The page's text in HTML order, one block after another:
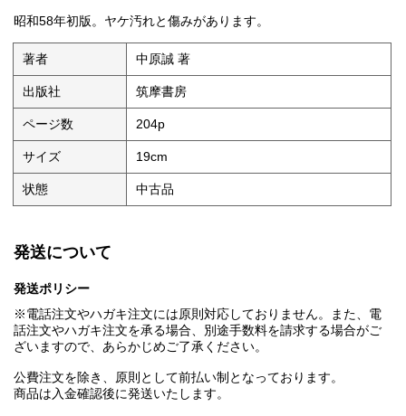
昭和58年初版。ヤケ汚れと傷みがあります。
著者 中原誠 著
出版社 筑摩書房
ページ数 204p
サイズ 19cm
状態 中古品
発送について
発送ポリシー
※電話注文やハガキ注文には原則対応しておりません。また、電
話注文やハガキ注文を承る場合、別途手数料を請求する場合がご
ざいますので、あらかじめご了承ください。
公費注文を除き、原則として前払い制となっております。
商品は入金確認後に発送いたします。